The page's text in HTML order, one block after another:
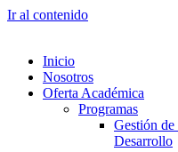
Ir al contenido
Inicio
Nosotros
Oferta Académica
Programas
Gestión
Desarrollo